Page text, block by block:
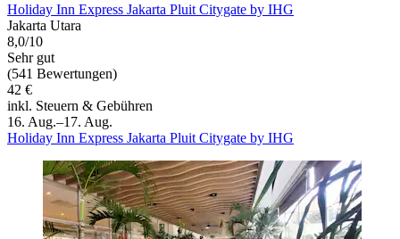
Holiday Inn Express Jakarta Pluit Citygate by IHG
Jakarta Utara
8,0/10
Sehr gut
(541 Bewertungen)
42 €
inkl. Steuern & Gebühren
16. Aug.–17. Aug.
Holiday Inn Express Jakarta Pluit Citygate by IHG